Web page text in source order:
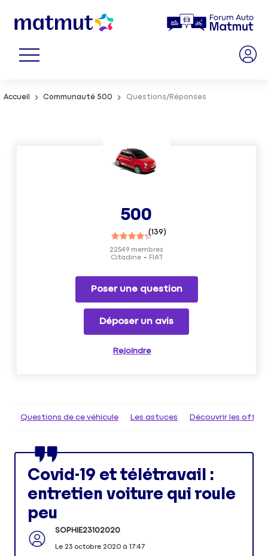
Accueil Communauté 500 Questions/Réponses
500
(139)
Citadine FIAT
22549 membres
Poser une question
Déposer un avis
Rejoindre
Questions de ce véhicule Les astuces Découvrir les
Covid-19 et télétravail :
entretien voiture qui roule
peu
SOPHIE23102020
Le 23 octobre 2020à 17:47